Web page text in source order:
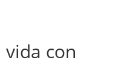
vida con